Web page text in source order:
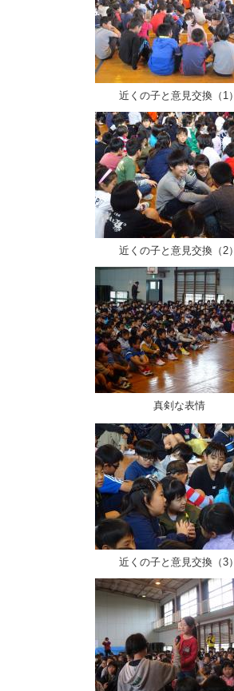
近くの子と意見交換（1）
近くの子と意見交換（2）
真剣な表情
近くの子と意見交換（3）